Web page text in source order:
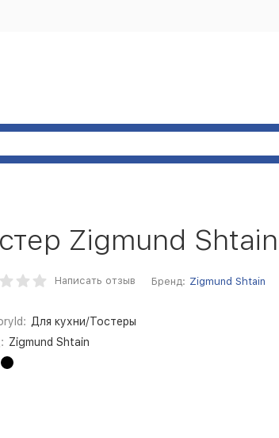
Zigmund
Написать отзыв Бренд: Zigmund Shtain
Для кухни/Тостеры
Zigmund Shtain